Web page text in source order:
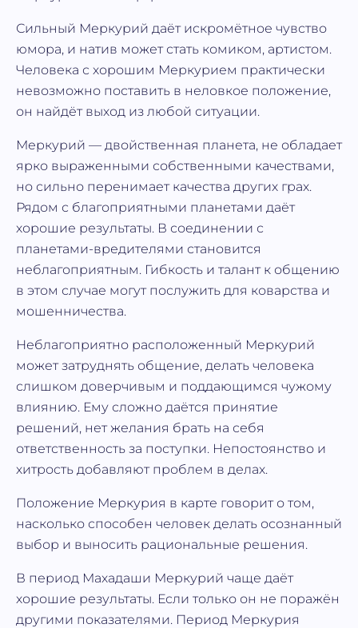
Сильный Меркурий даёт искромётное чувство
юмора, и натив может стать комиком, артистом.
Человека с хорошим Меркурием практически
невозможно поставить в неловкое положение,
он найдёт выход из любой ситуации.
Меркурий — двойственная планета, не обладает
ярко выраженными собственными качествами,
но сильно перенимает качества других грах.
Рядом с благоприятными планетами даёт
хорошие результаты. В соединении с
планетами-вредителями становится
неблагоприятным. Гибкость и талант к общению
в этом случае могут послужить для коварства и
мошенничества.
Неблагоприятно расположенный Меркурий
может затруднять общение, делать человека
слишком доверчивым и поддающимся чужому
влиянию. Ему сложно даётся принятие
решений, нет желания брать на себя
ответственность за поступки. Непостоянство и
хитрость добавляют проблем в делах.
Положение Меркурия в карте говорит о том,
насколько способен человек делать осознанный
выбор и выносить рациональные решения.
В период Махадаши Меркурий чаще даёт
хорошие результаты. Если только он не поражён
другими показателями. Период Меркурия